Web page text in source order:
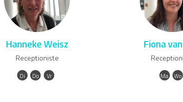
Hanneke Weisz
Receptioniste
Di Do Vr
Fiona
Ma Wo